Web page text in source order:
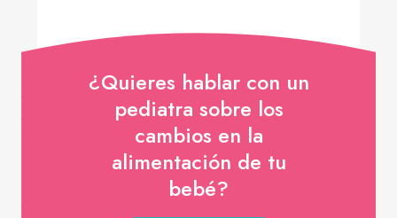
¿Quieres hablar con un
pediatra sobre los
cambios en la
alimentación de tu
bebé?